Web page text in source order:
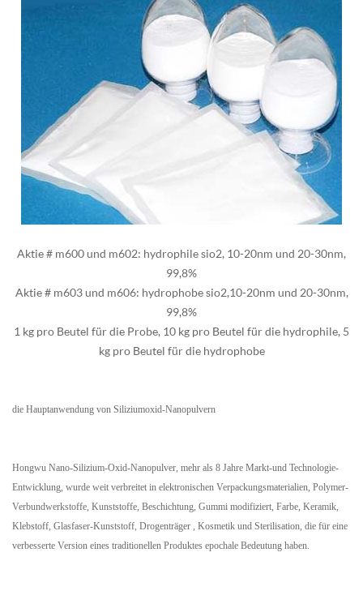
Aktie # m600 und m602: hydrophile sio2, 10-20nm und 20-30nm,
99,8%
Aktie # m603 und m606: hydrophobe sio2,10-20nm und 20-30nm,
99,8%
1 kg pro Beutel für die Probe, 10 kg pro Beutel für die hydrophile, 5
kg pro Beutel für die hydrophobe
die Hauptanwendung von Siliziumoxid-Nanopulvern
Hongwu Nano-Silizium-Oxid-Nanopulver, mehr als 8 Jahre Markt-und Technologie-
Entwicklung, wurde weit verbreitet in elektronischen Verpackungsmaterialien, Polymer-
Verbundwerkstoffe, Kunststoffe, Beschichtung, Gummi modifiziert, Farbe, Keramik,
Klebstoff, Glasfaser-Kunststoff, Drogenträger , Kosmetik und Sterilisation, die für eine
verbesserte Version eines traditionellen Produktes epochale Bedeutung haben.